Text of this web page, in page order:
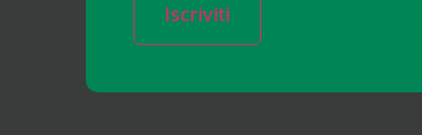
Iscriviti